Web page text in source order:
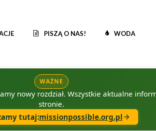
PISZĄ O NAS! WODA
WAŻNE
nowy rozdział. Wszystkie aktualne
stronie.
tutaj:missionpossible.org.pl